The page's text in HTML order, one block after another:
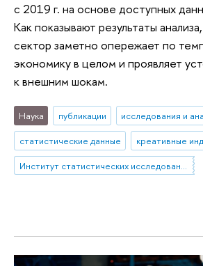
с 2019 г. на основе доступных
Как показывают результаты
сектор заметно опережает по
экономику в целом и проявляет
к внешним шокам.
Наука публикации
исследования и
статистические данные
креативные